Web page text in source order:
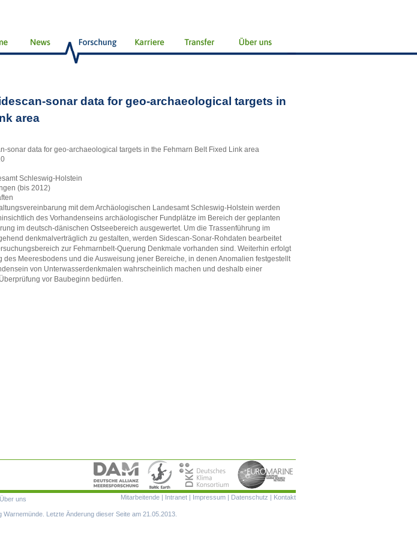
sonar data for geo-archaeological targets in
area
sonar data for geo-archaeological targets in the Fehmarn Belt Fixed Link area
Schleswig-Holstein
(bis 2012)
mit dem Archäologischen Landesamt Schleswig-Holstein werden
des Vorhandenseins archäologischer Fundplätze im Bereich der geplanten
im deutsch-dänischen Ostseebereich ausgewertet. Um die Trassenführung im
denkmalverträglich zu gestalten, werden Sidescan-Sonar-Rohdaten bearbeitet
zur Fehmarnbelt-Querung Denkmale vorhanden sind. Weiterhin erfolgt
des Meeresbodens und die Ausweisung jener Bereiche, in denen Anomalien festgestellt
von Unterwasserdenkmalen wahrscheinlich machen und deshalb einer
vor Baubeginn bedürfen.
Navigation
Mitarbeitende | Intranet | Impressum | Datenschutz | Kontakt
Über uns
Letzte Änderung dieser Seite am 21.05.2013.